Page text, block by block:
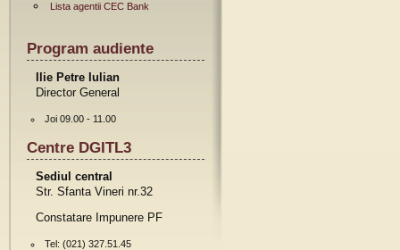
Lista agentii CEC Bank
Program audiente
Ilie Petre Iulian
Director General
Joi 09.00 - 11.00
Centre DGITL3
Sediul central
Str. Sfanta Vineri nr.32
Constatare Impunere PF
Tel: (021) 327.51.45